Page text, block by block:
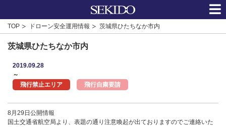
TOP ドローン安全運用情報 茨城県ひたちなか市内
茨城県ひたちなか市内
2019.09.28
～
飛行禁止エリア
飛行自粛要請
8月29日公開情報
国土交通省航空局より、表題の通り注意喚起が出ておりますのでご連絡いた